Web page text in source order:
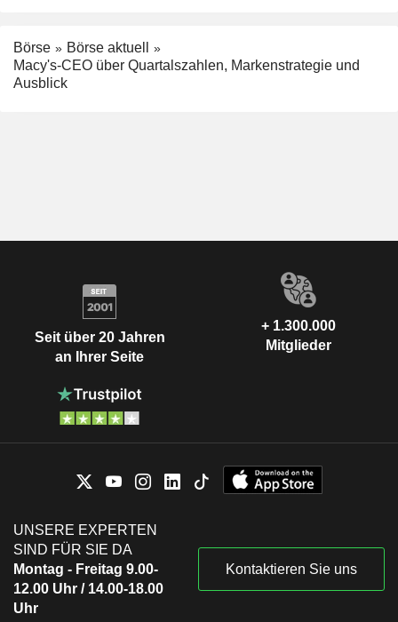
Börse
Börse aktuell
Macy's-CEO über Quartalszahlen, Markenstrategie und
Ausblick
Seit über 20 Jahren
an Ihrer Seite
+ 1.300.000
Mitglieder
UNSERE EXPERTEN
SIND FÜR SIE DA
Montag - Freitag 9.00-
12.00 Uhr / 14.00-18.00
Uhr
Kontaktieren Sie uns